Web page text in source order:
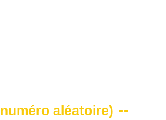
numéro aléatoire) --